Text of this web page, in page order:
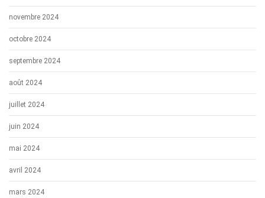
novembre 2024
octobre 2024
septembre 2024
août 2024
juillet 2024
juin 2024
mai 2024
avril 2024
mars 2024